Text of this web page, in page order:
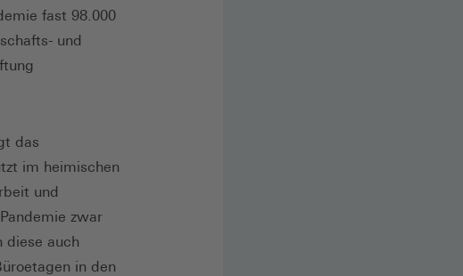
fast 98.000
und
das
im heimischen
und
zwar
diese auch
in den